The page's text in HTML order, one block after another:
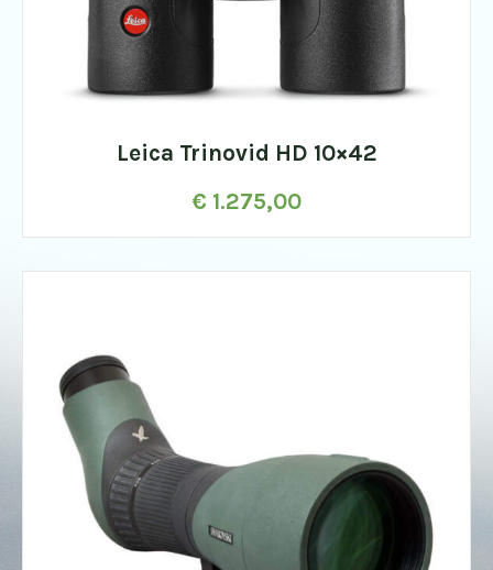
Leica Trinovid HD 10×42
€ 1.275,00